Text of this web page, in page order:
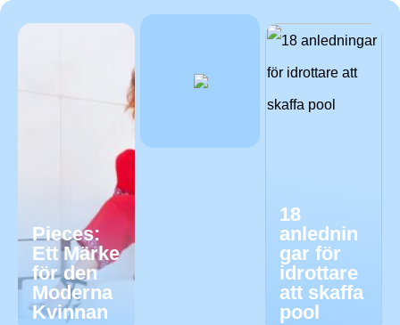
Pieces:
Ett Märke
för den
Moderna
Kvinnan
18
anlednin
gar för
idrottare
att skaffa
pool